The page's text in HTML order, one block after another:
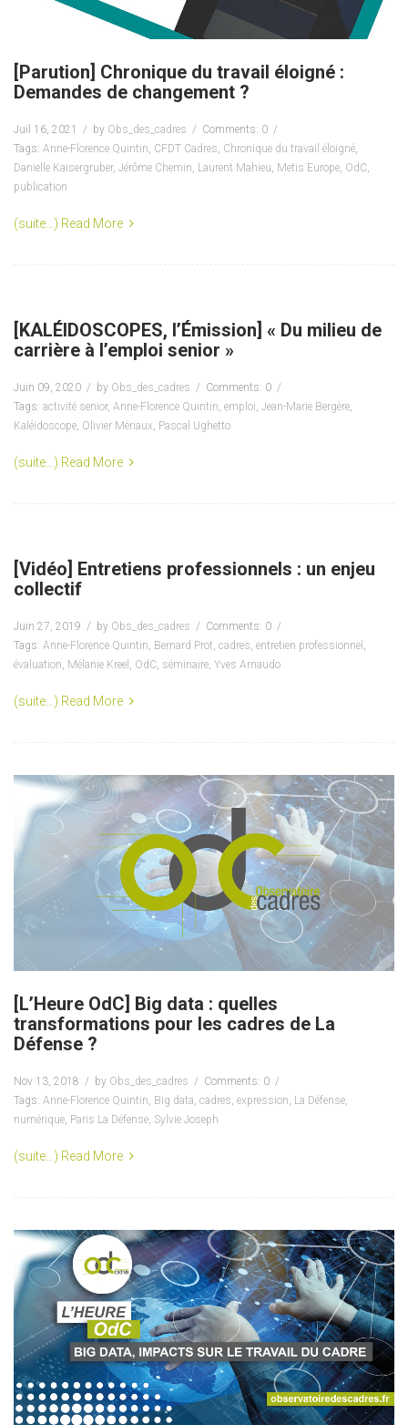
[Parution] Chronique du travail éloigné :
Demandes de changement ?
Juil 16, 2021 by Obs_des_cadres
Comments: 0
Tags: Anne-Florence Quintin, CFDT Cadres, Chronique du travail éloigné,
Danielle Kaisergruber, Jérôme Chemin, Laurent Mahieu, Metis Europe, OdC,
publication
(suite…) Read More
[KALÉIDOSCOPES, l’Émission] « Du milieu de
carrière à l’emploi senior »
Juin 09, 2020 by Obs_des_cadres
Comments: 0
Tags: activité senior, Anne-Florence Quintin, emploi, Jean-Marie Bergère,
Kaléidoscope, Olivier Mériaux, Pascal Ughetto
(suite…) Read More
[Vidéo] Entretiens professionnels : un enjeu
collectif
Juin 27, 2019 by Obs_des_cadres
Comments: 0
Tags: Anne-Florence Quintin, Bernard Prot, cadres, entretien professionnel ,
évaluation, Mélanie Kreel , OdC, séminaire, Yves Arnaudo
(suite…) Read More
[L’Heure OdC] Big data : quelles
transformations pour les cadres de La
Défense ?
Nov 13, 2018 by Obs_des_cadres
Comments: 0
Tags: Anne-Florence Quintin Big data cadres expression La Défense
numérique Paris La Défense Sylvie Joseph
(suite…) Read More